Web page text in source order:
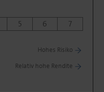
5 6 7
Hohes Risiko
Relativ hohe Rendite